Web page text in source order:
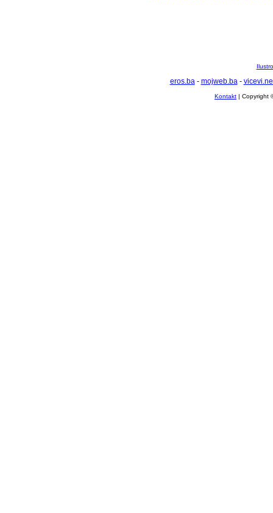
eros.ba- mojweb.ba-
Kontakt | Copyright